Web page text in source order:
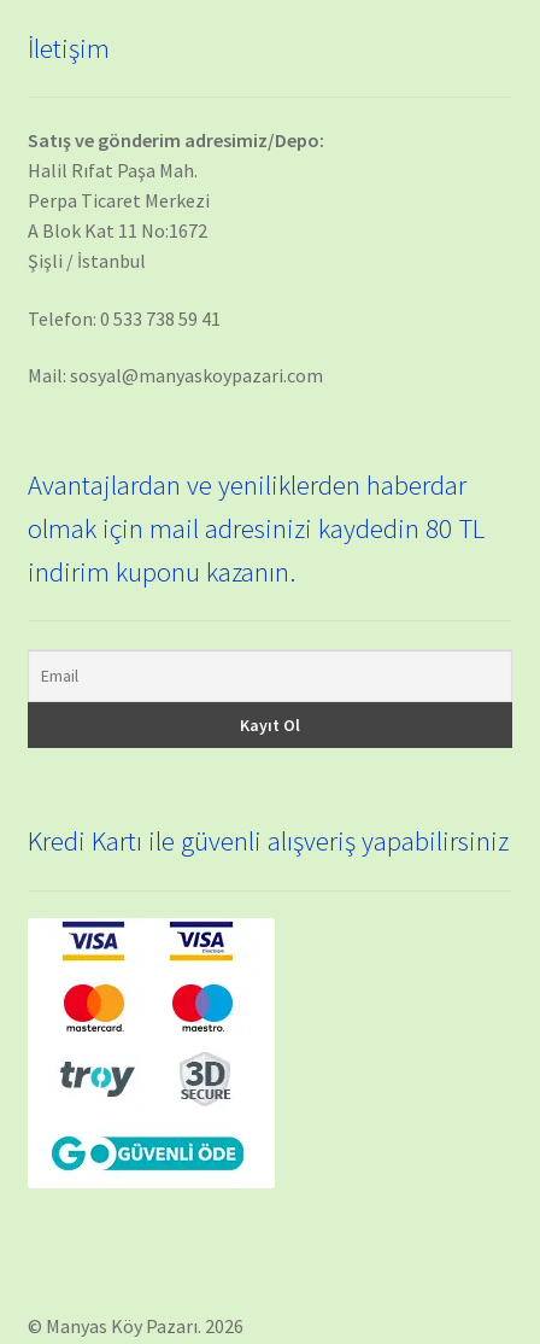
İletişim
Satış ve gönderim adresimiz/Depo:
Halil Rıfat Paşa Mah.
Perpa Ticaret Merkezi
A Blok Kat 11 No:1672
Şişli / İstanbul
Telefon: 0 533 738 59 41
Mail: sosyal@manyaskoypazari.com
Avantajlardan ve yeniliklerden haberdar
olmak için mail adresinizi kaydedin 80 TL
indirim kuponu kazanın.
Kredi Kartı ile güvenli alışveriş yapabilirsiniz
© Manyas Köy Pazarı. 2026